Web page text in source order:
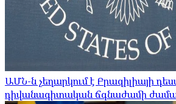
ԱՄՆ-ն չեղարկում է Բրազիլիայի
դիվանագիտական ​​ճգնաժամի